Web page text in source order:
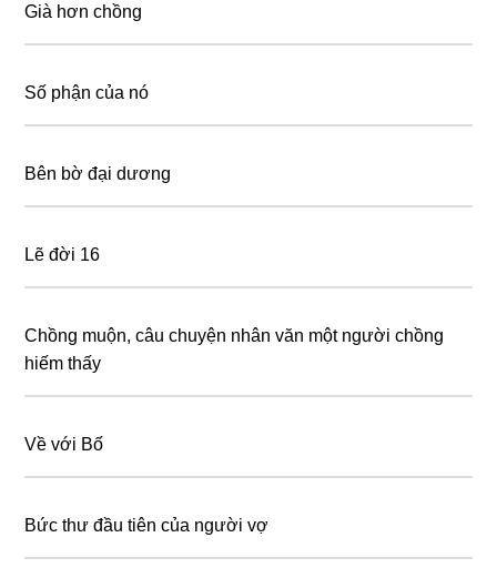
Già hơn chồng
Số phận của nó
Bên bờ đại dương
Lẽ đời 16
Chồng muộn, câu chuyện nhân văn một người chồng
hiếm thấy
Về với Bố
Bức thư đầu tiên của người vợ